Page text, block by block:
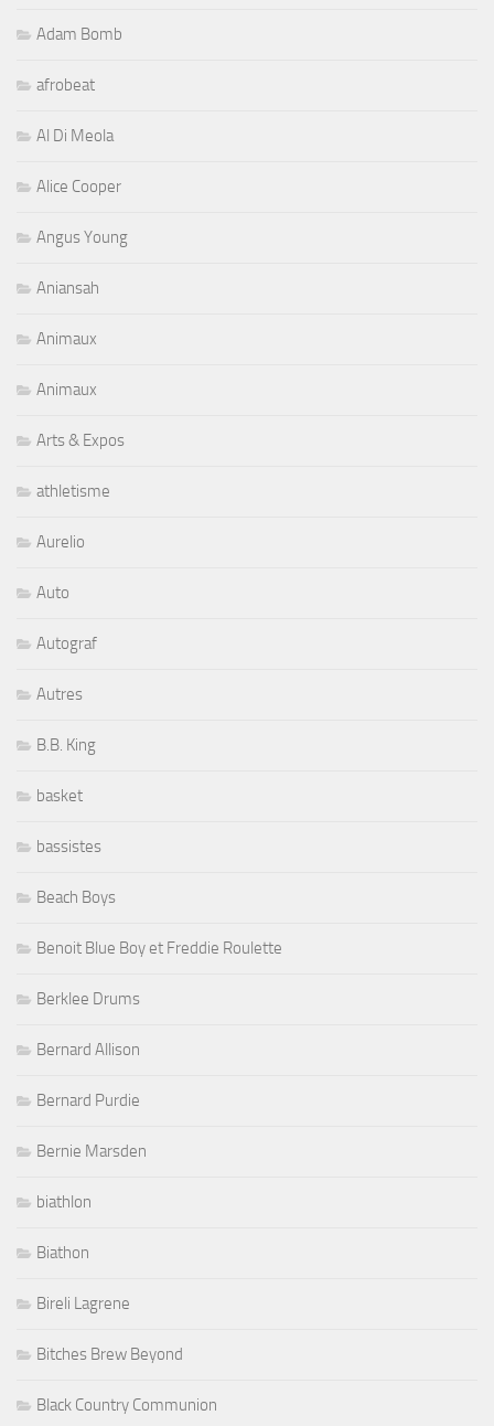
Adam Bomb
afrobeat
Al Di Meola
Alice Cooper
Angus Young
Aniansah
Animaux
Animaux
Arts & Expos
athletisme
Aurelio
Auto
Autograf
Autres
B.B. King
basket
bassistes
Beach Boys
Benoit Blue Boy et Freddie Roulette
Berklee Drums
Bernard Allison
Bernard Purdie
Bernie Marsden
biathlon
Biathon
Bireli Lagrene
Bitches Brew Beyond
Black Country Communion